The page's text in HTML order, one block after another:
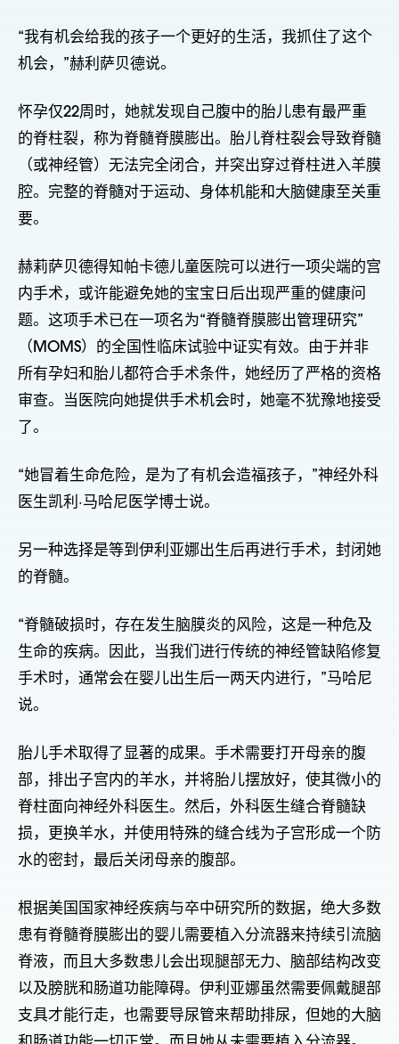
“我有机会给我的孩子一个更好的生活，我抓住了这个
机会，”赫利萨贝德说。
怀孕仅22周时，她就发现自己腹中的胎儿患有最严重
的脊柱裂，称为脊髓脊膜膨出。胎儿脊柱裂会导致脊髓
（或神经管）无法完全闭合，并突出穿过脊柱进入羊膜
腔。完整的脊髓对于运动、身体机能和大脑健康至关重
要。
赫莉萨贝德得知帕卡德儿童医院可以进行一项尖端的宫
内手术，或许能避免她的宝宝日后出现严重的健康问
题。这项手术已在一项名为“脊髓脊膜膨出管理研究”
（MOMS）的全国性临床试验中证实有效。由于并非
所有孕妇和胎儿都符合手术条件，她经历了严格的资格
审查。当医院向她提供手术机会时，她毫不犹豫地接受
了。
“她冒着生命危险，是为了有机会造福孩子，”神经外科
医生凯利·马哈尼医学博士说。
另一种选择是等到伊利亚娜出生后再进行手术，封闭她
的脊髓。
“脊髓破损时，存在发生脑膜炎的风险，这是一种危及
生命的疾病。因此，当我们进行传统的神经管缺陷修复
手术时，通常会在婴儿出生后一两天内进行，”马哈尼
说。
胎儿手术取得了显著的成果。手术需要打开母亲的腹
部，排出子宫内的羊水，并将胎儿摆放好，使其微小的
脊柱面向神经外科医生。然后，外科医生缝合脊髓缺
损，更换羊水，并使用特殊的缝合线为子宫形成一个防
水的密封，最后关闭母亲的腹部。
根据美国国家神经疾病与卒中研究所的数据，绝大多数
患有脊髓脊膜膨出的婴儿需要植入分流器来持续引流脑
脊液，而且大多数患儿会出现腿部无力、脑部结构改变
以及膀胱和肠道功能障碍。伊利亚娜虽然需要佩戴腿部
支具才能行走，也需要导尿管来帮助排尿，但她的大脑